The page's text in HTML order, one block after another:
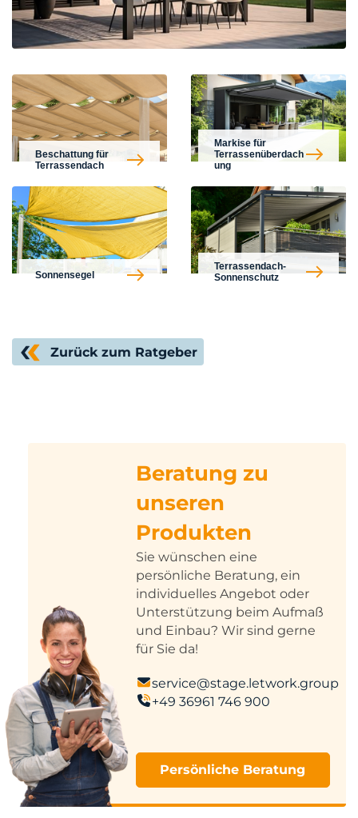
Beschattung für
Terrassendach
Markise für
Terrassenüberdach
ung
Sonnensegel
Terrassendach-
Sonnenschutz
Zurück zum Ratgeber
Beratung zu
unseren
Produkten
Sie wünschen eine
persönliche Beratung, ein
individuelles Angebot oder
Unterstützung beim Aufmaß
und Einbau? Wir sind gerne
für Sie da!
service@stage.letwork.group
+49 36961 746 900
Persönliche Beratung